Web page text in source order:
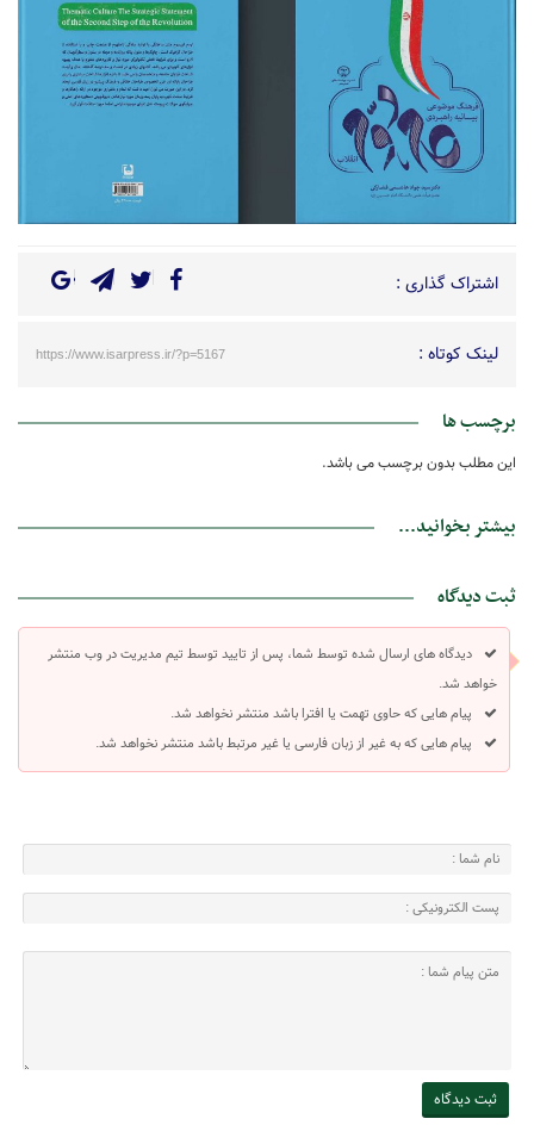
اشتراک گذاری :
لینک کوتاه : https://www.isarpress.ir/?p=5167
برچسب ها
این مطلب بدون برچسب می باشد.
بیشتر بخوانید...
ثبت دیدگاه
دیدگاه های ارسال شده توسط شما، پس از تایید توسط تیم مدیریت در وب منتشر
خواهد شد.
پیام هایی که حاوی تهمت یا افترا باشد منتشر نخواهد شد.
پیام هایی که به غیر از زبان فارسی یا غیر مرتبط باشد منتشر نخواهد شد.